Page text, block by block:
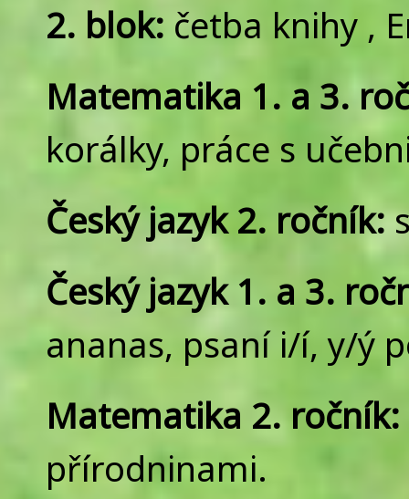
2. blok: četba knihy ,
Matematika 1. a 3.
korálky, práce s
Český jazyk 2. ročník:
Český jazyk 1. a 3.
ananas, psaní i/í, y/ý
Matematika 2. ročník:
přírodninami.